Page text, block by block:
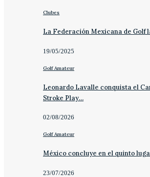
Clubes
La Federación Mexicana de Golf
19/05/2025
Golf Amateur
Leonardo Lavalle conquista el
Stroke Play…
02/08/2026
Golf Amateur
México concluye en el quinto
23/07/2026